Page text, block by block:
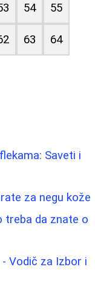
54 55
63 64
Saveti i
za negu kože
treba da znate o
Vodič za Izbor i